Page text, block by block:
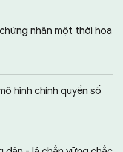
nhân một thời hoa
hình chính quyền số